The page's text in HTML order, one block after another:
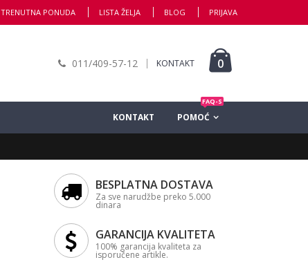
TRENUTNA PONUDA LISTA ŽELJA BLOG PRIJAVA
011/409-57-12 KONTAKT 0
POMOĆ
FAQ-S
KONTAKT
BESPLATNA DOSTAVA
Za sve narudžbe preko 5.000
dinara
GARANCIJA KVALITETA
100% garancija kvaliteta za
isporučene artikle.